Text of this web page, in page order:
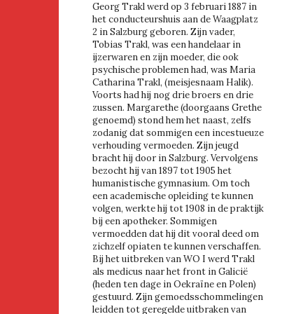
Georg Trakl werd op 3 februari 1887 in
het conducteurshuis aan de Waagplatz
2 in Salzburg geboren. Zijn vader,
Tobias Trakl, was een handelaar in
ijzerwaren en zijn moeder, die ook
psychische problemen had, was Maria
Catharina Trakl, (meisjesnaam Halik).
Voorts had hij nog drie broers en drie
zussen. Margarethe (doorgaans Grethe
genoemd) stond hem het naast, zelfs
zodanig dat sommigen een incestueuze
verhouding vermoeden. Zijn jeugd
bracht hij door in Salzburg. Vervolgens
bezocht hij van 1897 tot 1905 het
humanistische gymnasium. Om toch
een academische opleiding te kunnen
volgen, werkte hij tot 1908 in de praktijk
bij een apotheker. Sommigen
vermoedden dat hij dit vooral deed om
zichzelf opiaten te kunnen verschaffen.
Bij het uitbreken van WO I werd Trakl
als medicus naar het front in Galicië
(heden ten dage in Oekraïne en Polen)
gestuurd. Zijn gemoedsschommelingen
leidden tot geregelde uitbraken van